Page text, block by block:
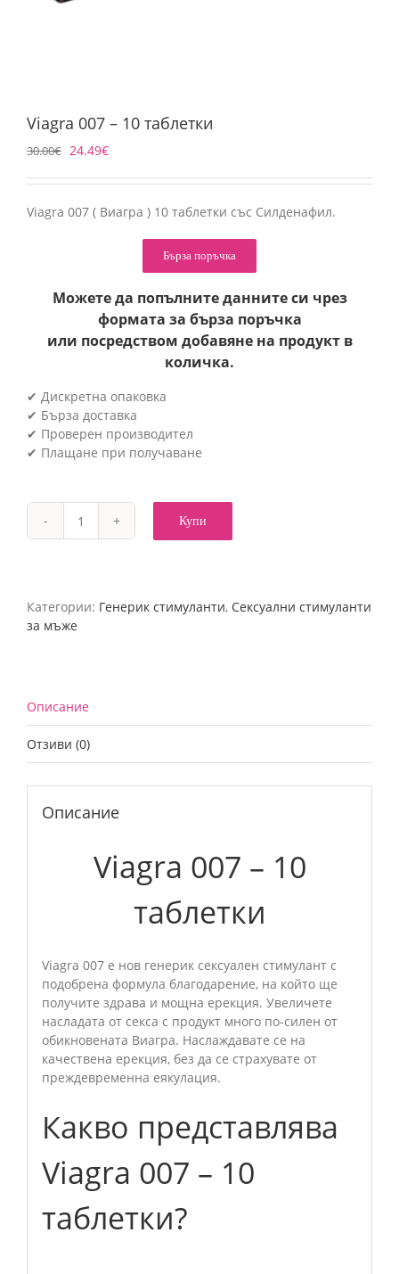
Viagra 007 – 10 таблетки
30.00€ 24.49€
Viagra 007 ( Виагра ) 10 таблетки със Силденафил.
Бърза поръчка
Можете да попълните данните си чрез
формата за бърза поръчка
или посредством добавяне на продукт в
количка.
✔ Дискретна опаковка
✔ Бърза доставка
✔ Проверен производител
✔ Плащане при получаване
количество
-
Купи
Категории: Генерик стимуланти, Сексуални стимуланти
за мъже
Описание
Отзиви (0)
Описание
Viagra 007 – 10
таблетки
Viagra 007 е нов генерик сексуален стимулант с
подобрена формула благодарение, на който ще
получите здрава и мощна ерекция. Увеличете
насладата от секса с продукт много по-силен от
обикновената Виагра. Наслаждавате се на
качествена ерекция, без да се страхувате от
преждевременна еякулация.
Какво представлява
Viagra 007 – 10
таблетки?